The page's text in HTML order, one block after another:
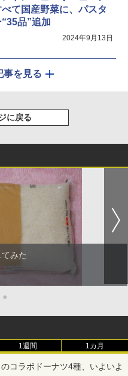
て国産野菜に、パスタ
品”追加
2024年9月13日
事を見る
に戻る
みた
●
1週間 1カ月
コラボドーナツ4種、いよいよ